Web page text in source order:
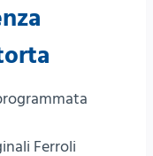
Ferroli